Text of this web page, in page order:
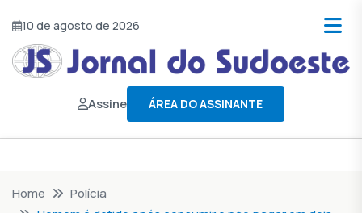
10 de agosto de 2026
Assine ÁREA DO ASSINANTE
Home
Polícia